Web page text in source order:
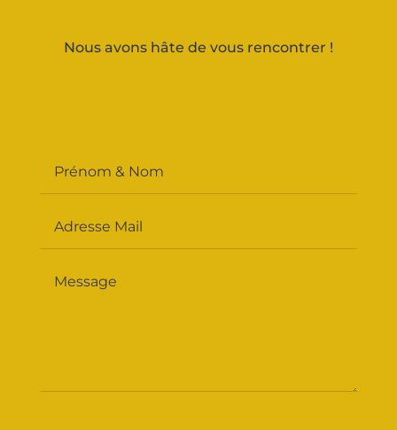
Nous avons hâte de vous rencontrer !